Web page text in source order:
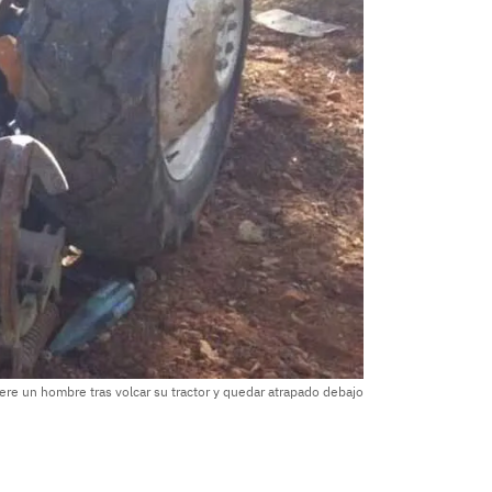
un hombre tras volcar su tractor y quedar atrapado debajo